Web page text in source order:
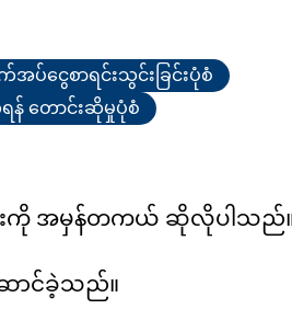
ပ်ငွေစာရင်းသွင်းခြင်းပုံစံ
တောင်းဆိုမှုပုံစံ
၎င်းကို အမှန်တကယ် ဆိုလိုပါသည်
ာင်ခဲ့သည်။